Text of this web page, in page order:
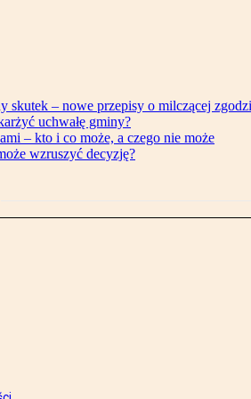
skutek – nowe przepisy o milczącej
uchwałę gminy?
– kto i co może, a czego nie może
wzruszyć decyzję?